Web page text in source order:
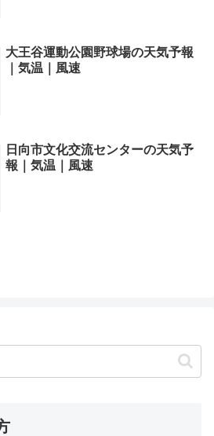
大王谷運動公園野球場の天気予報
｜気温｜風速
日向市文化交流センターの天気予
報｜気温｜風速